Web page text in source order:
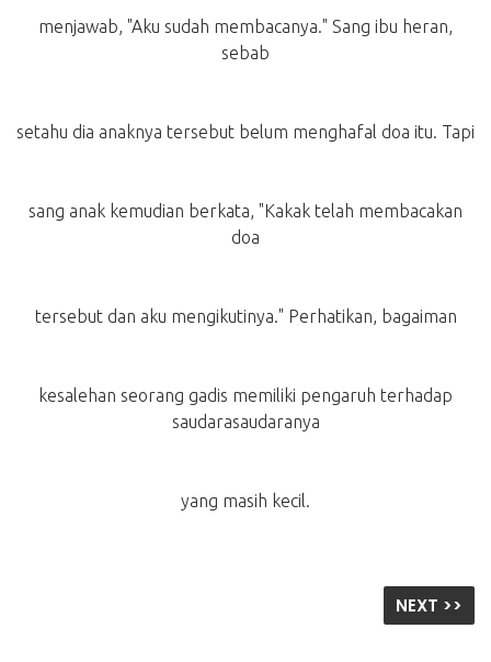
menjawab, "Aku sudah membacanya." Sang ibu heran,
sebab
setahu dia anaknya tersebut belum menghafal doa itu. Tapi
sang anak kemudian berkata, "Kakak telah membacakan
doa
tersebut dan aku mengikutinya." Perhatikan, bagaiman
kesalehan seorang gadis memiliki pengaruh terhadap
saudarasaudaranya
yang masih kecil.
NEXT >>